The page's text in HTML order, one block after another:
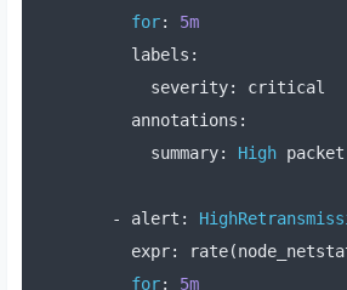
for:
5m
    labels
:
      severity
:
critical
    annotations
:
      summary
: High
- alert :
    expr
: rate(
for:
5m